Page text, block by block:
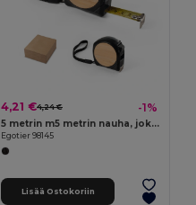
4,21 €4,24 € -1%
5 metrin m5 metrin nauha, joka on valmistettu kierrätetystä ABS:stä (100% rABS) ja bambusta
Egotier 98145
Lisää Ostokoriin